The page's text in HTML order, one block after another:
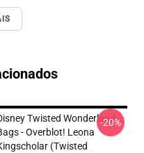
Twisted Wonderland
- Overblot! Leona
(Twisted
-20%